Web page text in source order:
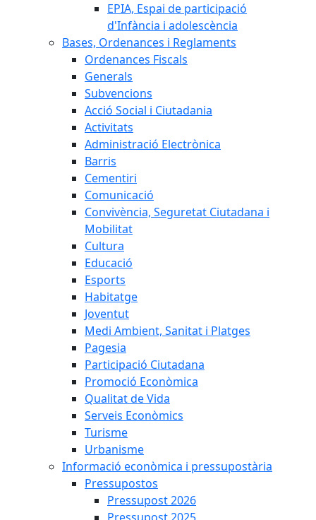
EPIA, Espai de participació
d'Infància i adolescència
Bases, Ordenances i Reglaments
Ordenances Fiscals
Generals
Subvencions
Acció Social i Ciutadania
Activitats
Administració Electrònica
Barris
Cementiri
Comunicació
Convivència, Seguretat Ciutadana i
Mobilitat
Cultura
Educació
Esports
Habitatge
Joventut
Medi Ambient, Sanitat i Platges
Pagesia
Participació Ciutadana
Promoció Econòmica
Qualitat de Vida
Serveis Econòmics
Turisme
Urbanisme
Informació econòmica i pressupostària
Pressupostos
Pressupost 2026